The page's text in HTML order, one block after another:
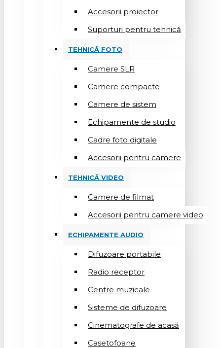
Accesorii proiector
Suporturi pentru tehnică
TEHNICĂ FOTO
Camere SLR
Camere compacte
Camere de sistem
Echipamente de studio
Cadre foto digitale
Accesorii pentru camere
TEHNICĂ VIDEO
Camere de filmat
Accesorii pentru camere video
ECHIPAMENTE AUDIO
Difuzoare portabile
Radio receptor
Centre muzicale
Sisteme de difuzoare
Cinematografe de acasă
Casetofoane